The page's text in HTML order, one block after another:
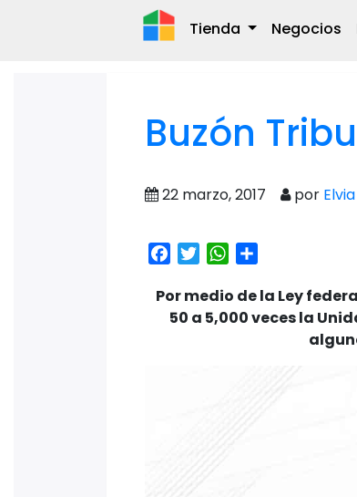
Tienda Negocios
Buzón
22 marzo, 2017 por Elvia
Facebook
TwitterWhatsApp
Por medio de la Ley
50 a 5,000 veces la